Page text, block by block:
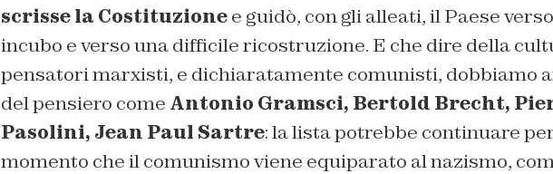
scrisse la Costituzionee guidò, con gli alleati, il Paese
incubo e verso una difficile ricostruzione. E che dire della
pensatori marxisti, e dichiaratamente comunisti, dobbiamo
del pensiero come Antonio Gramsci, Bertold Brecht,
Pasolini, Jean Paul Sartre: la lista potrebbe continuare
momento che il comunismo viene equiparato al nazismo,